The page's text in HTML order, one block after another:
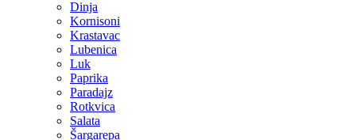
Dinja
Kornisoni
Krastavac
Lubenica
Luk
Paprika
Paradajz
Rotkvica
Salata
Šargarepa